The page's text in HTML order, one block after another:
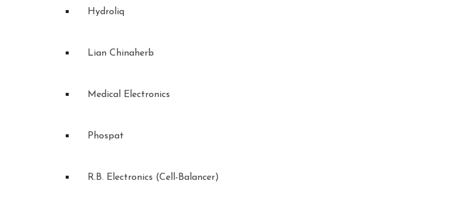
Hydroliq
Lian Chinaherb
Medical Electronics
Phospat
R.B. Electronics (Cell-Balancer)